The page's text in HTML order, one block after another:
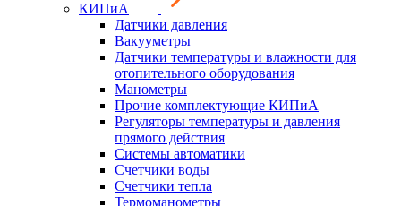
КИПиА
Датчики давления
Вакууметры
Датчики температуры и влажности для
отопительного оборудования
Манометры
Прочие комплектующие КИПиА
Регуляторы температуры и давления
прямого действия
Системы автоматики
Счетчики воды
Счетчики тепла
Термоманометры